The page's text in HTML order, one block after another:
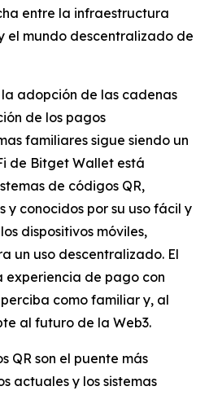
entre la infraestructura
el mundo descentralizado de
adopción de las cadenas
de los pagos
familiares sigue siendo un
de Bitget Wallet está
de códigos QR,
y conocidos por su uso fácil y
dispositivos móviles,
un uso descentralizado. El
experiencia de pago con
como familiar y, al
al futuro de la Web3.
QR son el puente más
actuales y los sistemas